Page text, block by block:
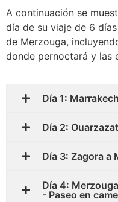
A continuación se
día de su viaje de 6
de Merzouga,
donde pernoctará y las
Día 1:
Día 2:
Día 3: Zagora a
Día 4:
- Paseo en